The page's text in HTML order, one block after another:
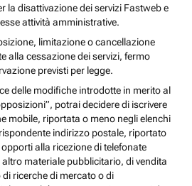
la disattivazione dei servizi Fastweb e
attività amministrative.
limitazione o cancellazione
alla cessazione dei servizi, fermo
previsti per legge.
delle modifiche introdotte in merito al
potrai decidere di iscrivere
mobile, riportata o meno negli elenchi
indirizzo postale, riportato
alla ricezione di telefonate
materiale pubblicitario, di vendita
ricerche di mercato o di